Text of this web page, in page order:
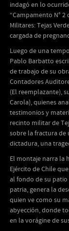
indagó en lo
“Campamento N°
Militares: Tejas
cargada de
Luego de una
Pablo Barbatto
de trabajo de su
Contadores
(El reemplazante),
Carola), quienes
testimonios y
recinto militar de
sobre la fractura
dictadura, una
El montaje narra la
Ejército de Chile
al fondo de su
patria, genera la
quien ve como su
abyección, donde
en la vorágine de